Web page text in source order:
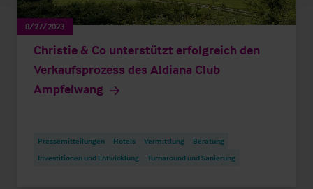
8/27/2023
Christie & Co unterstützt erfolgreich den
Verkaufsprozess des Aldiana Club
Ampfelwang
Pressemitteilungen Hotels Vermittlung
Beratung
Investitionen und Entwicklung
Turnaround und Sanierung